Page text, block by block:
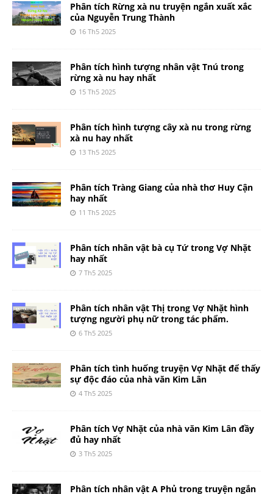
Phân tích Rừng xà nu truyện ngắn xuất xắc
của Nguyễn Trung Thành
16 Th5 2025
Phân tích hình tượng nhân vật Tnú trong
rừng xà nu hay nhất
15 Th5 2025
Phân tích hình tượng cây xà nu trong rừng
xà nu hay nhất
13 Th5 2025
Phân tích Tràng Giang của nhà thơ Huy Cận
hay nhất
11 Th5 2025
Phân tích nhân vật bà cụ Tứ trong Vợ Nhặt
hay nhất
7 Th5 2025
Phân tích nhân vật Thị trong Vợ Nhặt hình
tượng người phụ nữ trong tác phẩm.
6 Th5 2025
Phân tích tình huống truyện Vợ Nhặt để thấy
sự độc đáo của nhà văn Kim Lân
4 Th5 2025
Phân tích Vợ Nhặt của nhà văn Kim Lân đầy
đủ hay nhất
3 Th5 2025
Phân tích nhân vật A Phủ trong truyện ngắn